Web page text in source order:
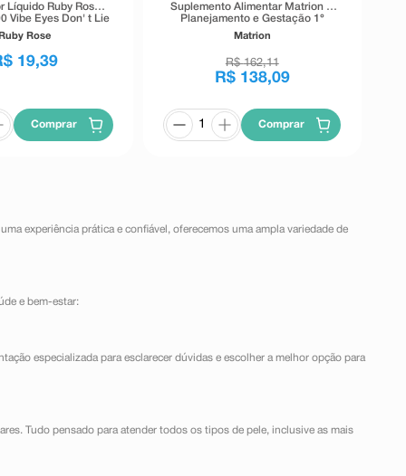
Líquido Ruby Rose
Vibe Eyes Don' t Lie
5,5g
Ruby Rose
19,39
Comprar
Suplemento Alimentar Matrion D
Planejamento e Gestação 1°
Trimestre 90 Comprimidos
Revestidos
Matrion
R$ 162,11
R$ 138,09
Comprar
experiência prática e confiável, oferecemos uma ampla variedade de
e bem-estar:
especializada para esclarecer dúvidas e escolher a melhor opção para
Tudo pensado para atender todos os tipos de pele, inclusive as mais